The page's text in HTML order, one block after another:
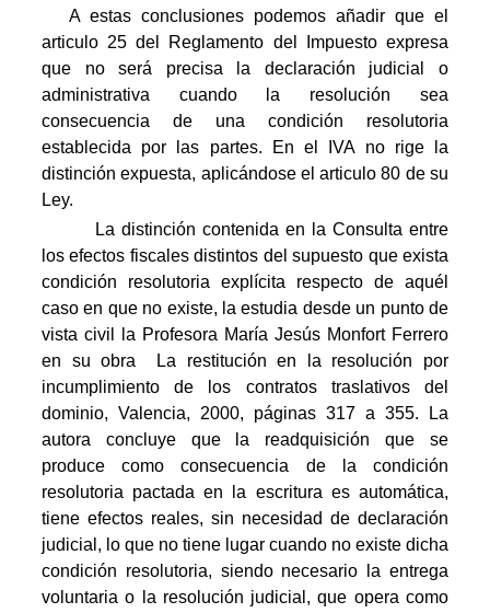
A estas conclusiones podemos añadir que el
articulo 25 del Reglamento del Impuesto expresa
que no será precisa la declaración judicial o
administrativa cuando la resolución sea
consecuencia de una condición resolutoria
establecida por las partes. En el IVA no rige la
distinción expuesta, aplicándose el articulo 80 de su
Ley.
La distinción contenida en la Consulta entre
los efectos fiscales distintos del supuesto que exista
condición resolutoria explícita respecto de aquél
caso en que no existe, la estudia desde un punto de
vista civil la Profesora María Jesús Monfort Ferrero
en su obra  La restitución en la resolución por
incumplimiento de los contratos traslativos del
dominio, Valencia, 2000, páginas 317 a 355. La
autora concluye que la readquisición que se
produce como consecuencia de la condición
resolutoria pactada en la escritura es automática,
tiene efectos reales, sin necesidad de declaración
judicial, lo que no tiene lugar cuando no existe dicha
condición resolutoria, siendo necesario la entrega
voluntaria o la resolución judicial, que opera como